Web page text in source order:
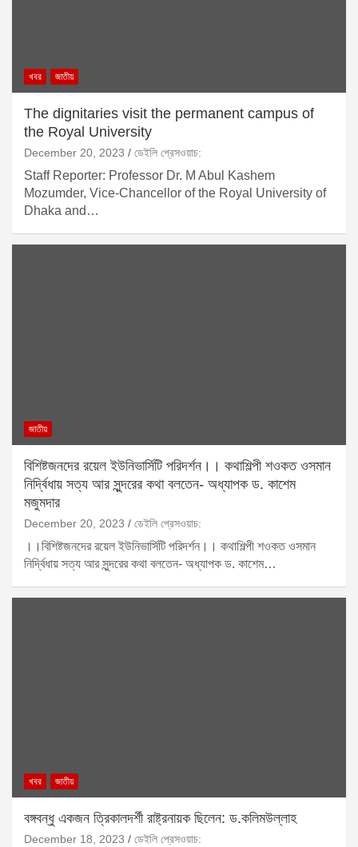
খবর জাতীয়
The dignitaries visit the permanent campus of
the Royal University
December 20, 2023 ডেইলি প্রেসওয়াচ:
Staff Reporter: Professor Dr. M Abul Kashem
Mozumder, Vice-Chancellor of the Royal University of
Dhaka and…
জাতীয়
বিশিষ্টজনদের রয়েল ইউনিভার্সিটি পরিদর্শন।। কথাশিল্পী শওকত ওসমান
নির্দ্বিধায় সত্য আর সুন্দরের কথা বলতেন- অধ্যাপক ড. কাশেম
মজুমদার
December 20, 2023 ডেইলি প্রেসওয়াচ:
।।বিশিষ্টজনদের রয়েল ইউনিভার্সিটি পরিদর্শন।। কথাশিল্পী শওকত ওসমান
নির্দ্বিধায় সত্য আর সুন্দরের কথা বলতেন- অধ্যাপক ড. কাশেম…
খবর জাতীয়
বঙ্গবন্ধু একজন ত্রিকালদর্শী রাষ্ট্রনায়ক ছিলেন: ড.কলিমউল্লাহ
December 18, 2023 ডেইলি প্রেসওয়াচ: